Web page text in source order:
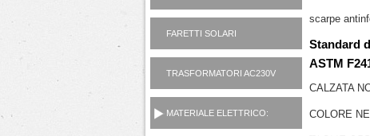
FARETTI SOLARI
TRASFORMATORI AC230V
AD ALIMENTATORI 12V
MATERIALE ELETTRICO:
VARIE
scarpe
Standard
ASTM
CALZATA
COLORE